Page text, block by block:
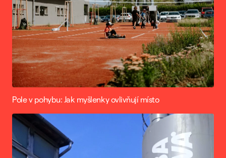
Pole v pohybu: Jak myšlenky ovlivňují místo